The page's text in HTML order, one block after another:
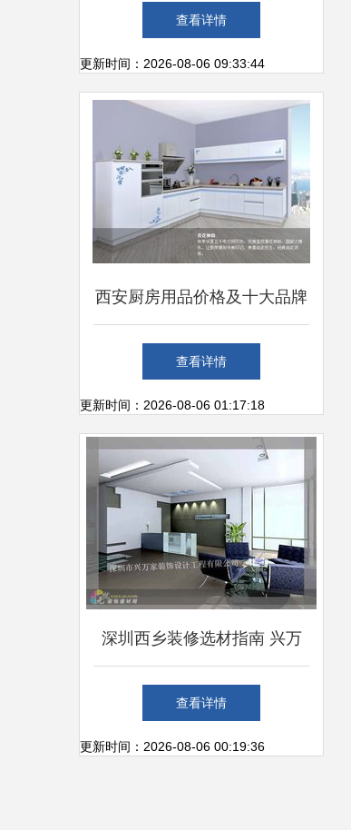
抢占华东建材装市场先机
查看详情
更新时间：2026-08-06 09:33:44
西安厨房用品价格及十大品牌
精选指南 建材报价与房源天
下装修家居网资讯
查看详情
更新时间：2026-08-06 01:17:18
深圳西乡装修选材指南 兴万
家建材市场与周边配套解析
查看详情
更新时间：2026-08-06 00:19:36